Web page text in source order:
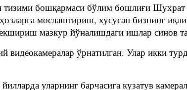
бошқармаси бўлим бошлиғи
мослаштириш, хусусан бизнинг
мазкур йўналишдаги ишлар синов
ўрнатилган. Улар икки
уларнинг барчасига кузатув